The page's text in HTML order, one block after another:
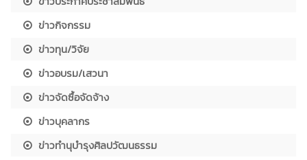
ข่าวกิจกรรม
ข่าวทุน/วิจัย
ข่าวอบรม/เสวนา
ข่าวจัดซื้อจัดจ้าง
ข่าวบุคลากร
ข่าวทำนุบำรุงศิลปวัฒนธรรม